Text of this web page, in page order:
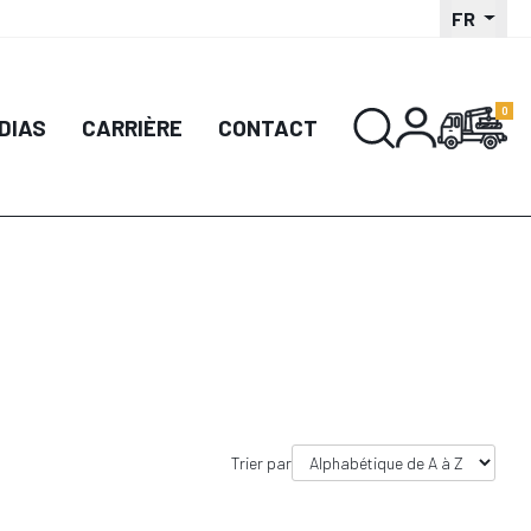
FR
CARRIÈRE CONTACT
Trier par